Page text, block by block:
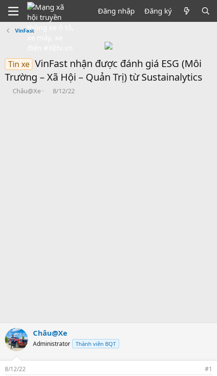
Đăng nhập Đăng ký
VinFast
Tin xe VinFast nhận được đánh giá ESG (Môi
Trường – Xã Hội – Quản Trị) từ Sustainalytics
B
Châu@Xe
N
8/12/22
Châu@Xe
Administrator Thành viên BQT
8/12/22 #1